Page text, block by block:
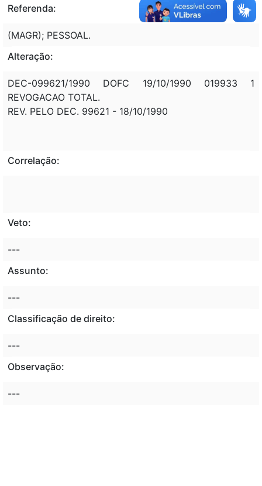
Referenda:
(MAGR); PESSOAL.
Alteração:
DEC-099621/1990 DOFC 19/10/1990 019933 1
REVOGACAO TOTAL.
REV. PELO DEC. 99621 - 18/10/1990
Correlação:
Veto:
---
Assunto:
---
Classificação de direito:
---
Observação:
---